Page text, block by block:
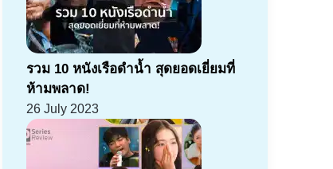
รวม 10 หนังเรือดำน้ำ สุดยอดเยี่ยมที่
ห้ามพลาด!
26 July 2023